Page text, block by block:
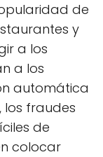
de
y
a los
a los
automática
los fraudes
de
colocar